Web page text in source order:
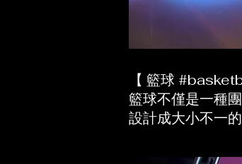
【 籃球
籃球不僅是一種
設計成大小不一